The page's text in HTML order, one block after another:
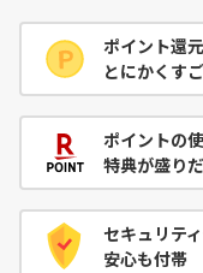
ポイント還
とにかくす
ポイントの
特典が盛り
セキュリテ
安心も付帯